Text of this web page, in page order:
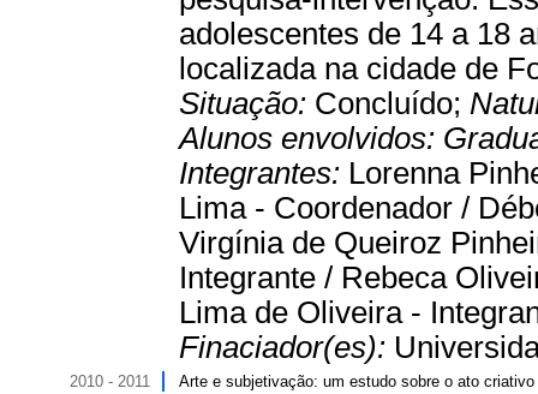
adolescentes de 14 a 18
localizada na cidade de
Situação: Concluído;
Alunos envolvidos:
Integrantes: Lorenna
Lima - Coordenador /
Virgínia de Queiroz
Integrante / Rebeca
Lima de Oliveira -
Finaciador(es):
2010 - 2011 Arte e subjetivação: um estudo sobre o ato